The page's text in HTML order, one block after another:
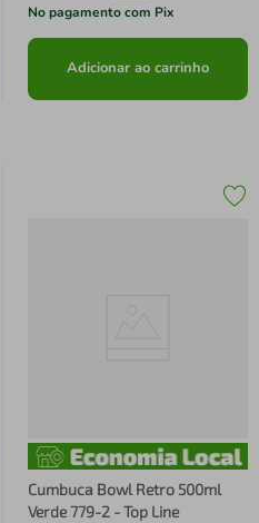
No pagamento com Pix
Adicionar ao carrinho
Cumbuca Bowl Retro 500ml
Verde 779-2 - Top Line